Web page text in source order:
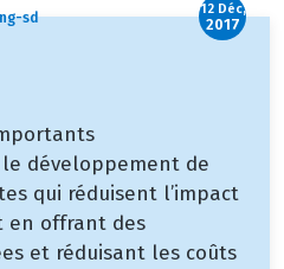
sd 12 Déc,
2017
développement de
qui réduisent l’impact
en offrant des
et réduisant les coûts